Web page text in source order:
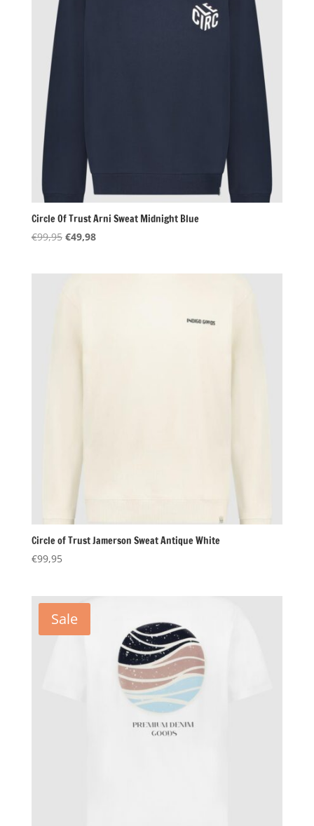
Circle Of Trust Arni Sweat Midnight Blue
€99,95 Oorspronkelijke
€49,98Huidige
Circle of Trust Jamerson Sweat Antique White
€99,95
Sale